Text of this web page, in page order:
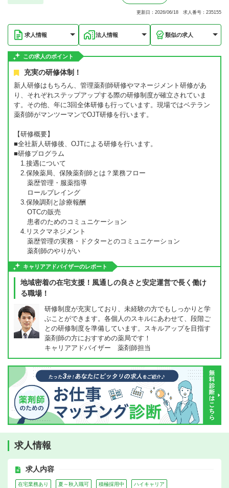
更新日：2026/06/18 求人番号：235155
求人情報 法人情報 類似の求人
この求人のポイント
充実の研修体制！
新人研修はもちろん、管理薬剤師研修やマネージメント研修があ
り、それぞれステップアップする際の研修制度が確立されていま
す。その他、年に3回全体研修も行っています。現場ではベテラン
薬剤師がマンツーマンでOJT研修を行います。
【研修概要】
■全社新人研修後、OJTによる研修を行います。
■研修プログラム
1.接遇について
2.保険薬局、保険薬剤師とは？業務フロー
薬歴管理・服薬指導
ロールプレイング
3.保険調剤と診療報酬
OTCの販売
患者のためのコミュニケーション
4.リスクマネジメント
薬歴管理の実務・ドクターとのコミュニケーション
薬剤師のやりがい
キャリアアドバイザーのレポート
地域密着の在宅支援！風通しの良さと安定運営で長く働け
る職場！
研修制度が充実しており、未経験の方でもしっかりと学
ぶことができます。各個人のスキルにあわせて、段階ご
との研修制度を準備しています。スキルアップを目指す
薬剤師の方におすすめの薬局です！
キャリアアドバイザー 薬剤師担当
求人情報
求人内容
在宅業務あり 夏～秋入職可 積極採用中 ハイキャリア